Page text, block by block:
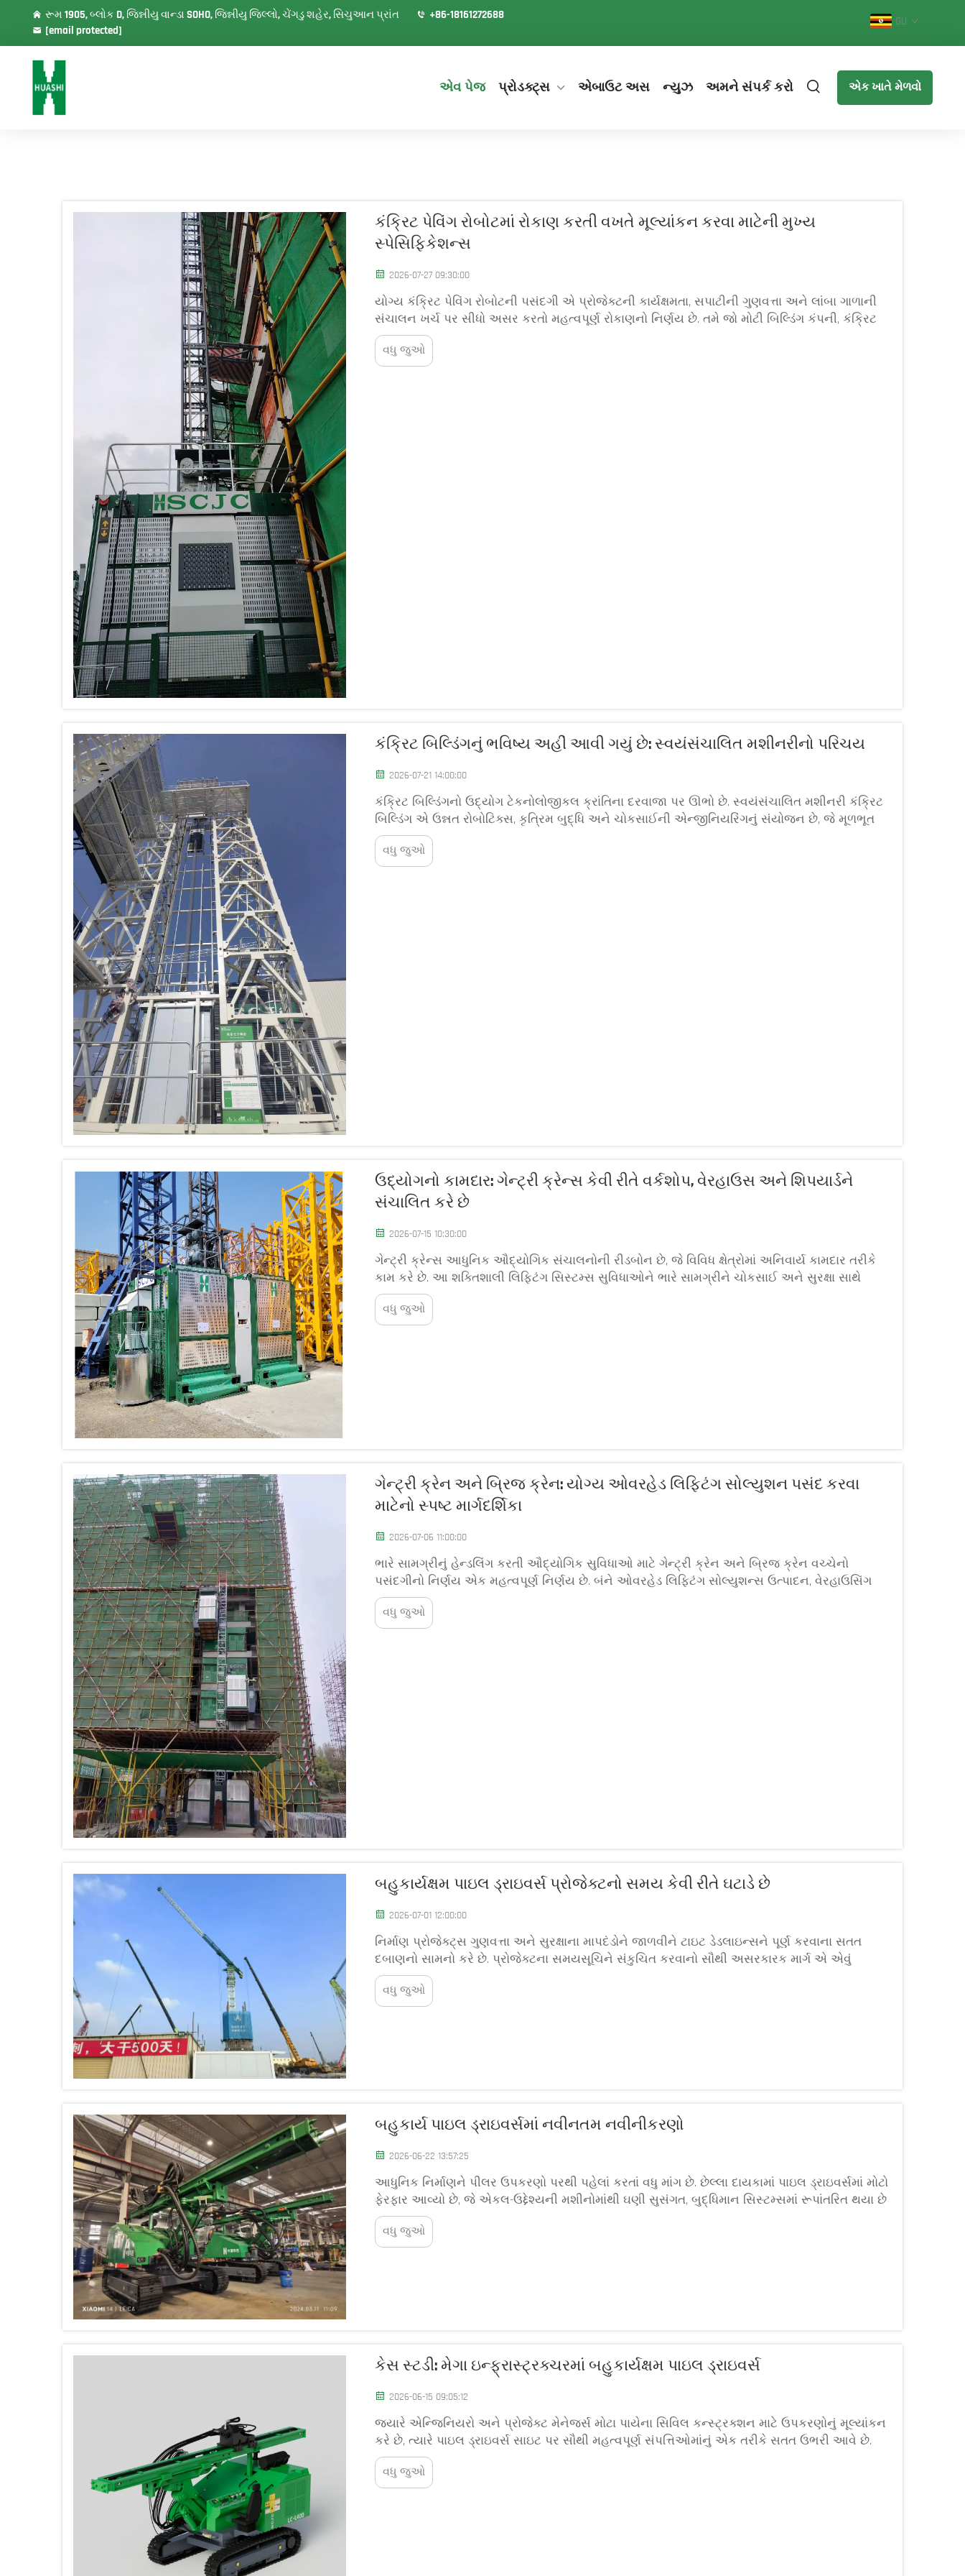
રૂમ 1905, બ્લોક D, જિન્નીયુ વાન્ડા SOHO, જિન્નીયુ જિલ્લો, ચેંગડુ શહેર, સિચુઆન પ્રાંત
+86-18161272688
[email protected]
GU
એવ પેજ પ્રોડક્ટ્સ એબાઉટ અસ ન્યુઝ અમને સંપર્ક કરો એક ખાતે મેળવો
કંક્રિટ પેવિંગ રોબોટમાં રોકાણ કરતી વખતે મૂલ્યાંકન કરવા માટેની મુખ્ય
સ્પેસિફિકેશન્સ
2026-07-27 09:30:00
યોગ્ય કંક્રિટ પેવિંગ રોબોટની પસંદગી એ પ્રોજેક્ટની કાર્યક્ષમતા, સપાટીની ગુણવત્તા અને લાંબા ગાળાની
સંચાલન ખર્ચ પર સીધો અસર કરતો મહત્વપૂર્ણ રોકાણનો નિર્ણય છે. તમે જો મોટી બિલ્ડિંગ કંપની, કંક્રિટ
ફિનિશિંગ કોન્ટ્રેક્ટર અથવા...
વધુ જુઓ
કંક્રિટ બિલ્ડિંગનું ભવિષ્ય અહીં આવી ગયું છે: સ્વયંસંચાલિત મશીનરીનો પરિચય
2026-07-21 14:00:00
કંક્રિટ બિલ્ડિંગનો ઉદ્યોગ ટેકનોલોજીકલ ક્રાંતિના દરવાજા પર ઊભો છે. સ્વયંસંચાલિત મશીનરી કંક્રિટ
બિલ્ડિંગ એ ઉન્નત રોબોટિક્સ, કૃત્રિમ બુદ્ધિ અને ચોકસાઈની એન્જીનિયરિંગનું સંયોજન છે, જે મૂળભૂત
રીતે...
વધુ જુઓ
ઉદ્યોગનો કામદાર: ગેન્ટ્રી ક્રેન્સ કેવી રીતે વર્કશોપ, વેરહાઉસ અને શિપયાર્ડને
સંચાલિત કરે છે
2026-07-15 10:30:00
ગેન્ટ્રી ક્રેન્સ આધુનિક ઔદ્યોગિક સંચાલનોની રીડબોન છે, જે વિવિધ ક્ષેત્રોમાં અનિવાર્ય કામદાર તરીકે
કામ કરે છે. આ શક્તિશાલી લિફ્ટિંગ સિસ્ટમ્સ સુવિધાઓને ભારે સામગ્રીને ચોકસાઈ અને સુરક્ષા સાથે
હિલાવવી, સ્થિતિમાં મૂકવી અને સંચાલિત કરવાની ક્ષમતા આપે છે...
વધુ જુઓ
ગેન્ટ્રી ક્રેન અને બ્રિજ ક્રેન: યોગ્ય ઓવરહેડ લિફ્ટિંગ સોલ્યુશન પસંદ કરવા
માટેનો સ્પષ્ટ માર્ગદર્શિકા
2026-07-06 11:00:00
ભારે સામગ્રીનું હેન્ડલિંગ કરતી ઔદ્યોગિક સુવિધાઓ માટે ગેન્ટ્રી ક્રેન અને બ્રિજ ક્રેન વચ્ચેનો
પસંદગીનો નિર્ણય એક મહત્વપૂર્ણ નિર્ણય છે. બંને ઓવરહેડ લિફ્ટિંગ સોલ્યુશન્સ ઉત્પાદન, વેરહાઉસિંગ
અને નિર્માણમાં આવશ્યક ભૂમિકા ભજવે છે...
વધુ જુઓ
બહુકાર્યક્ષમ પાઇલ ડ્રાઇવર્સ પ્રોજેક્ટનો સમય કેવી રીતે ઘટાડે છે
2026-07-01 12:00:00
નિર્માણ પ્રોજેક્ટ્સ ગુણવત્તા અને સુરક્ષાના માપદંડોને જાળવીને ટાઇટ ડેડલાઇન્સને પૂર્ણ કરવાના સતત
દબાણનો સામનો કરે છે. પ્રોજેક્ટના સમયસૂચિને સંકુચિત કરવાનો સૌથી અસરકારક માર્ગ એ એવું
ઉપકરણ ખરીદવાનો છે જે ઘણાં કાર્યોને કાર્યક્ષમતાપૂર્વક કરી શકે...
વધુ જુઓ
બહુકાર્ય પાઇલ ડ્રાઇવર્સમાં નવીનતમ નવીનીકરણો
2026-06-22 13:57:25
આધુનિક નિર્માણને પીલર ઉપકરણો પરથી પહેલાં કરતાં વધુ માંગ છે. છેલ્લા દાયકામાં પાઇલ ડ્રાઇવર્સમાં મોટો
ફેરફાર આવ્યો છે, જે એકલ-ઉદ્દેશ્યની મશીનોમાંથી ઘણી સુસંગત, બુદ્ધિમાન સિસ્ટમ્સમાં રૂપાંતરિત થયા છે
જે વિવિધ ફો...
વધુ જુઓ
કેસ સ્ટડી: મેગા ઇન્ફ્રાસ્ટ્રક્ચરમાં બહુકાર્યક્ષમ પાઇલ ડ્રાઇવર્સ
2026-06-15 09:05:12
જ્યારે એન્જિનિયરો અને પ્રોજેક્ટ મેનેજર્સ મોટા પાયેના સિવિલ કન્સ્ટ્રક્શન માટે ઉપકરણોનું મૂલ્યાંકન
કરે છે, ત્યારે પાઇલ ડ્રાઇવર્સ સાઇટ પર સૌથી મહત્વપૂર્ણ સંપત્તિઓમાંનું એક તરીકે સતત ઉભરી આવે છે.
મેગા ઇન્ફ્રાસ્ટ્રક્ચર પ્રોજેક્ટ્સ — જેમાં બ્રિજ, હાઇવે ઓવરપાસ, ઊંડા પાણીના...
વધુ જુઓ